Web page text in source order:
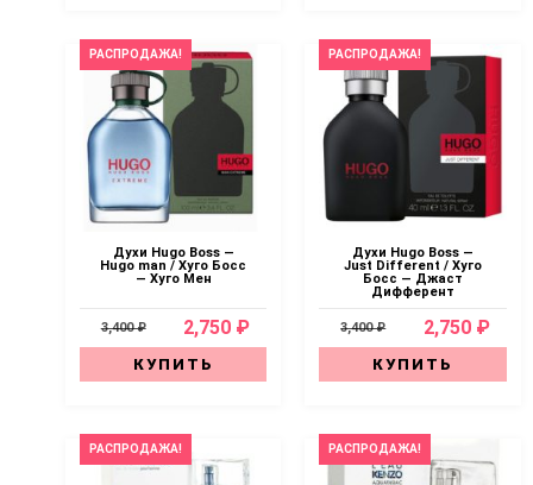
РАСПРОДАЖА!
Духи Hugo Boss —
Hugo man / Хуго Босс
— Хуго Мен
3,400 ₽ 2,750 ₽
КУПИТЬ
РАСПРОДАЖА!
Духи Hugo Boss —
Just Different / Хуго
Босс — Джаст
Дифферент
3,400 ₽ 2,750 ₽
КУПИТЬ
РАСПРОДАЖА! РАСПРОДАЖА!